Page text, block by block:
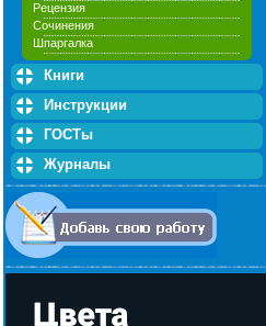
Рецензия
Сочинения
Шпаргалка
Книги
Инструкции
ГОСТы
Журналы